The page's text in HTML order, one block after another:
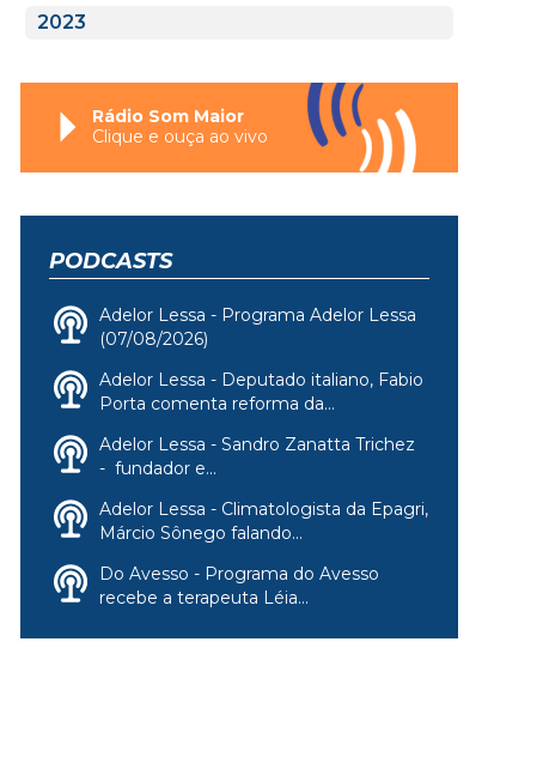
2023
Rádio Som Maior
Clique e ouça ao vivo
PODCASTS
Adelor Lessa - Programa Adelor Lessa
(07/08/2026)
Adelor Lessa - Deputado italiano, Fabio
Porta comenta reforma da...
Adelor Lessa - Sandro Zanatta Trichez
- fundador e...
Adelor Lessa - Climatologista da Epagri,
Márcio Sônego falando...
Do Avesso - Programa do Avesso
recebe a terapeuta Léia...